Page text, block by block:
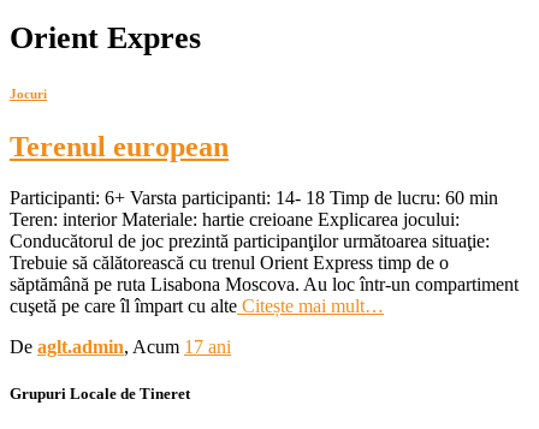
Orient Expres
Jocuri
Terenul european
Participanti: 6+ Varsta participanti: 14- 18 Timp de lucru: 60 min
Teren: interior Materiale: hartie creioane Explicarea jocului:
Conducătorul de joc prezintă participanţilor următoarea situaţie:
Trebuie să călătorească cu trenul Orient Express timp de o
săptămână pe ruta Lisabona Moscova. Au loc într-un compartiment
cuşetă pe care îl împart cu alte Citește mai mult…
De aglt.admin, Acum 17 ani
Grupuri Locale de Tineret